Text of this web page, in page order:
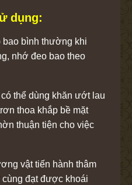
dụng:
bình thường khi
nhớ đeo bao theo
thể dùng khăn ướt lau
thoa khắp bề mặt
thuận tiện cho việc
vật tiến hành thâm
cùng đạt được khoái